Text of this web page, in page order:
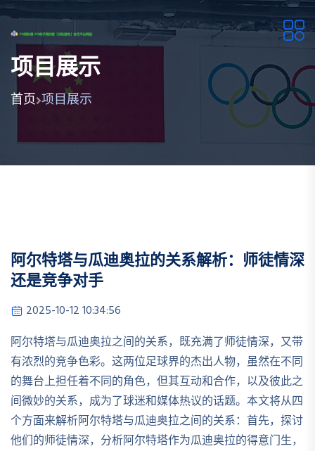
项目展示
首页 项目展示
阿尔特塔与瓜迪奥拉的关系解析：师徒情深
还是竞争对手
2025-10-12 10:34:56
阿尔特塔与瓜迪奥拉之间的关系，既充满了师徒情深，又带
有浓烈的竞争色彩。这两位足球界的杰出人物，虽然在不同
的舞台上担任着不同的角色，但其互动和合作，以及彼此之
间微妙的关系，成为了球迷和媒体热议的话题。本文将从四
个方面来解析阿尔特塔与瓜迪奥拉之间的关系：首先，探讨
他们的师徒情深，分析阿尔特塔作为瓜迪奥拉的得意门生，